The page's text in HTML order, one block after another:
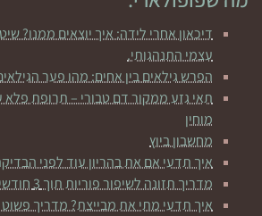
דיכאון אחרי לידה: איך יוצאים ממנו?
עצמי התנהגותי.
הפרש גילאים בין אחים: מהו פער
תאי גזע ממקור דם טבורי – תרופת פלא
מוחין
מחשבון ביוץ
איך תדעי אם את בהריון עוד לפני
מדריך תזונה לשיפור פוריות תוך 3 חודשים.
איך תדעי מתי את מבייצת? מדריך פשוט